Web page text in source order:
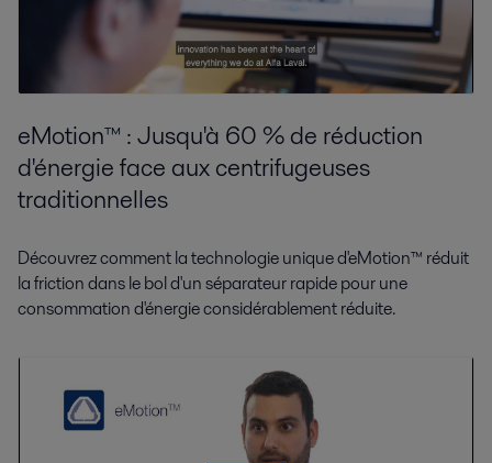
eMotion™ : Jusqu'à 60 % de réduction
d'énergie face aux centrifugeuses
traditionnelles
Découvrez comment la technologie unique d'eMotion™ réduit
la friction dans le bol d'un séparateur rapide pour une
consommation d'énergie considérablement réduite.